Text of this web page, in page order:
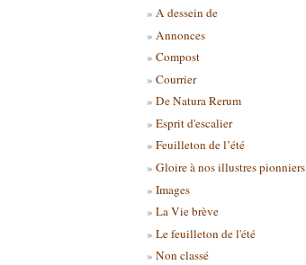
A dessein de
Annonces
Compost
Courrier
De Natura Rerum
Esprit d'escalier
Feuilleton de l’été
Gloire à nos illustres pionniers
Images
La Vie brève
Le feuilleton de l'été
Non classé